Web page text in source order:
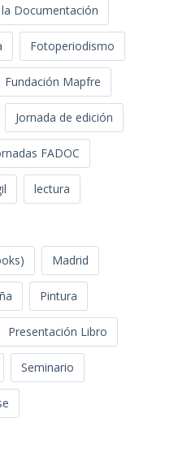
Documentación
Fotoperiodismo
Fundación Mapfre
Jornada de edición
FADOC
lectura
Madrid
Pintura
Presentación Libro
Seminario